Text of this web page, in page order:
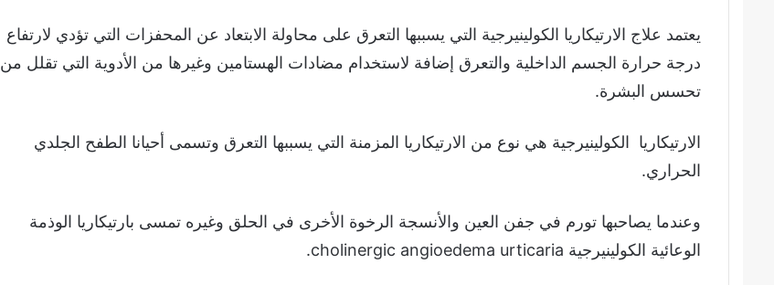
يعتمد علاج الارتيكاريا الكولينيرجية التي يسببها التعرق على محاولة الابتعاد عن المحفزات التي تؤدي لارتفاع
درجة حرارة الجسم الداخلية والتعرق إضافة لاستخدام مضادات الهستامين وغيرها من الأدوية التي تقلل من
تحسس البشرة.
الارتيكاريا الكولينيرجية هي نوع من الارتيكاريا المزمنة التي يسببها التعرق وتسمى أحيانا الطفح الجلدي
الحراري.
وعندما يصاحبها تورم في جفن العين والأنسجة الرخوة الأخرى في الحلق وغيره تمسى بارتيكاريا الوذمة
الوعائية الكولينيرجية cholinergic angioedema urticaria.